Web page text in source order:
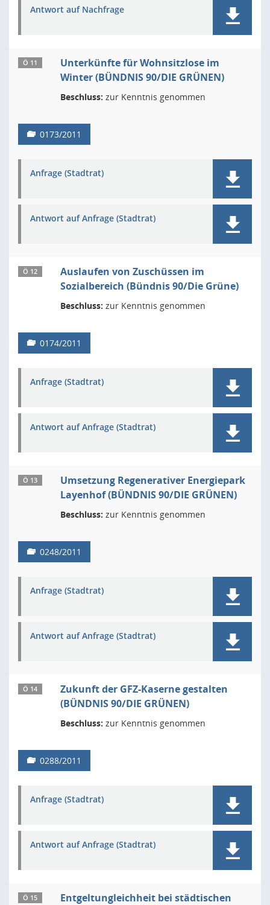
Antwort auf Nachfrage
Ö 11
Unterkünfte für Wohnsitzlose im
Winter (BÜNDNIS 90/DIE GRÜNEN)
Beschluss: zur Kenntnis genommen
0173/2011
Anfrage (Stadtrat)
Antwort auf Anfrage (Stadtrat)
Ö 12
Auslaufen von Zuschüssen im
Sozialbereich (Bündnis 90/Die Grüne)
Beschluss: zur Kenntnis genommen
0174/2011
Anfrage (Stadtrat)
Antwort auf Anfrage (Stadtrat)
Ö 13
Umsetzung Regenerativer Energiepark
Layenhof (BÜNDNIS 90/DIE GRÜNEN)
Beschluss: zur Kenntnis genommen
0248/2011
Anfrage (Stadtrat)
Antwort auf Anfrage (Stadtrat)
Ö 14
Zukunft der GFZ-Kaserne gestalten
(BÜNDNIS 90/DIE GRÜNEN)
Beschluss: zur Kenntnis genommen
0288/2011
Anfrage (Stadtrat)
Antwort auf Anfrage (Stadtrat)
Ö 15
Entgeltungleichheit bei städtischen